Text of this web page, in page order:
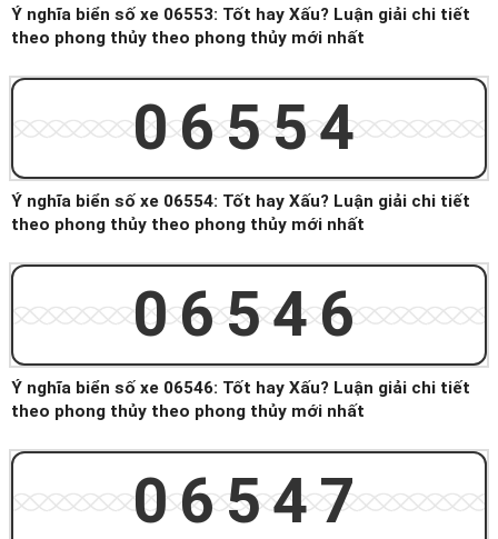
Ý nghĩa biển số xe 06553: Tốt hay Xấu? Luận giải chi tiết
theo phong thủy theo phong thủy mới nhất
06554
Ý nghĩa biển số xe 06554: Tốt hay Xấu? Luận giải chi tiết
theo phong thủy theo phong thủy mới nhất
06546
Ý nghĩa biển số xe 06546: Tốt hay Xấu? Luận giải chi tiết
theo phong thủy theo phong thủy mới nhất
06547